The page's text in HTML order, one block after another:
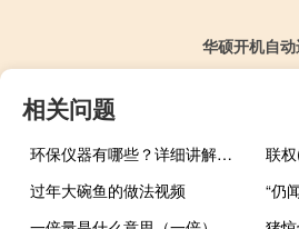
华硕开机自
相关问题
环保仪器有哪些？详细讲解各类环保仪器的使用方法
联
过年大碗鱼的做法视频
“仍